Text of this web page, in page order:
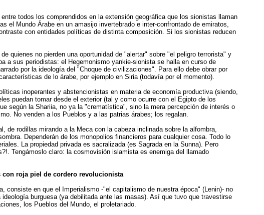
todos los comprendidos en la extensión geográfica que los sionistas llaman
Mundo Árabe en un amasijo invertebrado e inter-confrontado de emiratos,
con entidades políticas de distinta composición. Si los sionistas reducen
quienes no pierden una oportunidad de "alertar" sobre "el peligro terrorista" y
a sus periodistas: el Hegemonismo yankie-sionista se halla en curso de
por la ideología del "Choque de civilizaciones". Para ello debe obrar por
de lo árabe, por ejemplo en Siria (todavía por el momento).
inoperantes y abstencionistas en materia de economía productiva (siendo,
puedan tomar desde el exterior (tal y como ocurre con el Egipto de los
según la Shariia, no ya la "crematística", sino la mera percepción de interés o
No venden a los Pueblos y a las patrias árabes; los regalan.
de rodillas mirando a la Meca con la cabeza inclinada sobre la alfombra,
Dependerán de los monopolios financieros para cualquier cosa. Todo lo
La propiedad privada es sacralizada (es Sagrada en la Sunna). Pero
Tengámoslo claro: la cosmovisión islamista es enemiga del llamado
roja piel de cordero revolucionista
en que el Imperialismo -"el capitalismo de nuestra época" (Lenin)- no
burguesa (ya debilitada ante las masas). Así que tuvo que travestirse
los Pueblos del Mundo, el proletariado.